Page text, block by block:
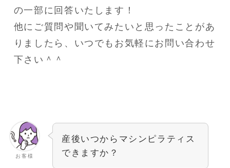
の一部に回答いたします！
他にご質問や聞いてみたいと思ったことがあ
りましたら、いつでもお気軽にお問い合わせ
下さい＾＾
お客様
産後いつからマシンピラティス
できますか？